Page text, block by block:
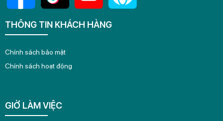
THÔNG TIN KHÁCH HÀNG
Chính sách bảo mật
Chính sách hoạt động
GIỜ LÀM VIỆC